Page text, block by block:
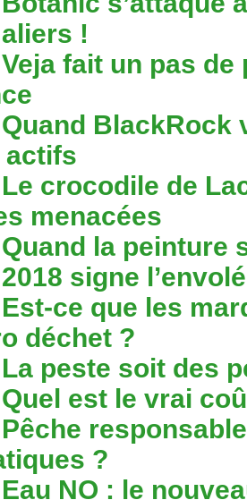
!
Veja fait un pas de
Quand BlackRock
actifs
Le crocodile de
menacées
Quand la peinture
2018 signe
Est-ce que les
déchet ?
La peste soit des
Quel est le vrai
Pêche
?
Eau NO : le